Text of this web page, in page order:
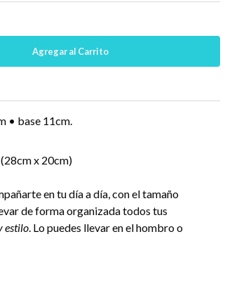
• base 11cm.
x 20cm)
en tu día a día, con el tamaño
de forma organizada todos tus
estilo. Lo puedes llevar en el hombro o